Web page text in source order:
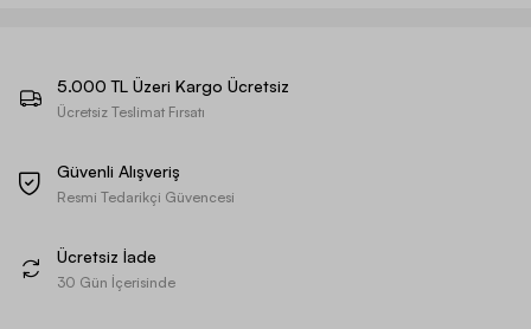
5.000 TL Üzeri Kargo Ücretsiz
Ücretsiz Teslimat Fırsatı
Güvenli Alışveriş
Resmi Tedarikçi Güvencesi
Ücretsiz İade
30 Gün İçerisinde